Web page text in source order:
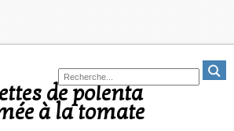
à la tomate